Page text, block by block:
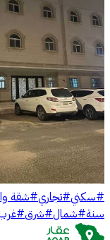
#سكني#تجاري#شقة
سنة#شمال#شرق#